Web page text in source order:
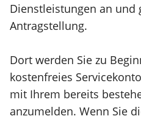
Dienstleistungen an und
Antragstellung.
Dort werden Sie zu
kostenfreies
mit Ihrem bereits
anzumelden. Wenn Sie